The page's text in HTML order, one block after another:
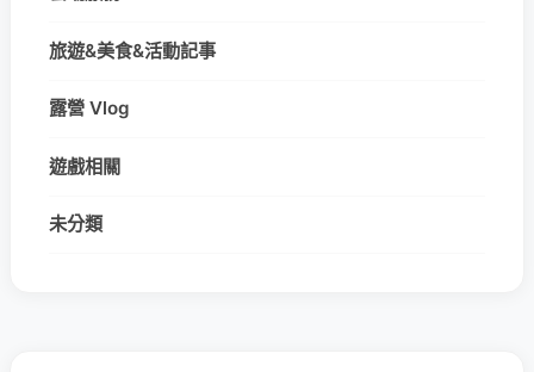
旅遊&美食&活動記事
露營 Vlog
遊戲相關
未分類